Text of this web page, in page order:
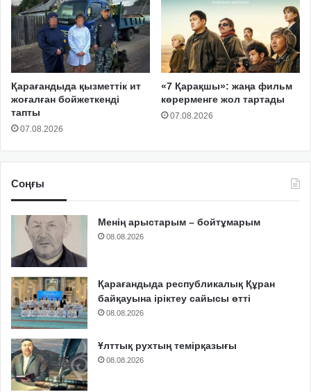
Қарағандыда қызметтік ит
жоғалған бойжеткенді
тапты
07.08.2026
«7 Қарақшы»: жаңа фильм
көрерменге жол тартады
07.08.2026
Соңғы
Менің арыстарым – бойтұмарым
08.08.2026
Қарағандыда республикалық Құран
байқауына іріктеу сайысы өтті
08.08.2026
Ұлттық рухтың темірқазығы
08.08.2026